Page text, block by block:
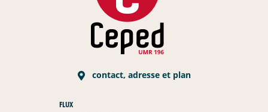
contact, adresse et plan
FLUX